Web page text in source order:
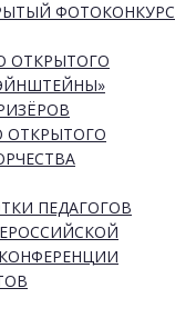
ФОТОКОНКУРС
ОТКРЫТОГО
ОТКРЫТОГО
ПЕДАГОГОВ